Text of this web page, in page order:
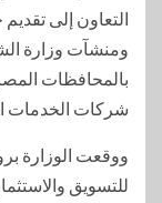
التعاون إلى
ومنشآت وزارة
بالمحافظات
شركات الخدمات
ووقعت الوزارة